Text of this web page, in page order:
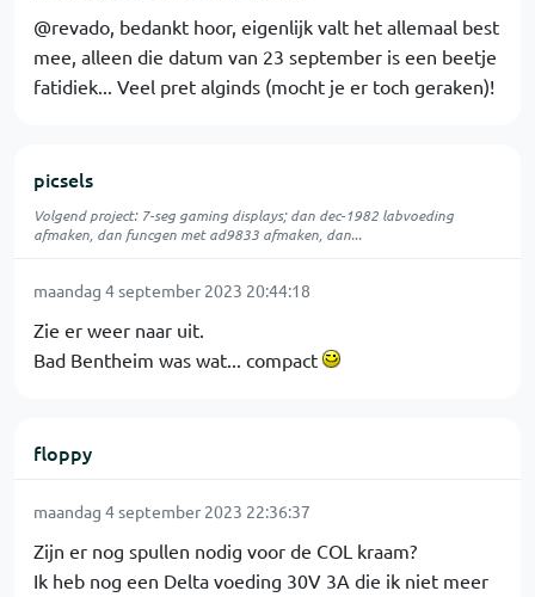
@revado, bedankt hoor, eigenlijk valt het allemaal best
mee, alleen die datum van 23 september is een beetje
fatidiek... Veel pret alginds (mocht je er toch geraken)!
picsels
Volgend project: 7-seg gaming displays; dan dec-1982 labvoeding
afmaken, dan funcgen met ad9833 afmaken, dan...
maandag 4 september 2023 20:44:18
Zie er weer naar uit.
Bad Bentheim was wat... compact
floppy
maandag 4 september 2023 22:36:37
Zijn er nog spullen nodig voor de COL kraam?
Ik heb nog een Delta voeding 30V 3A die ik niet meer